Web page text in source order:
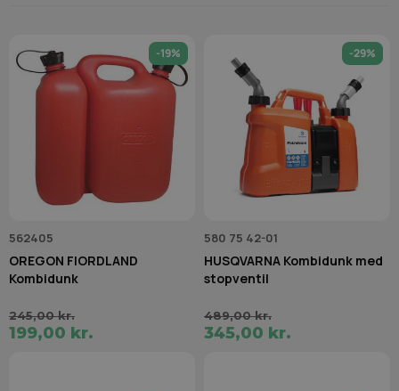
-19%
562405
OREGON FIORDLAND
Kombidunk
245,00 kr.
199,00 kr.
-29%
580 75 42-01
HUSQVARNA Kombidunk med
stopventil
489,00 kr.
345,00 kr.